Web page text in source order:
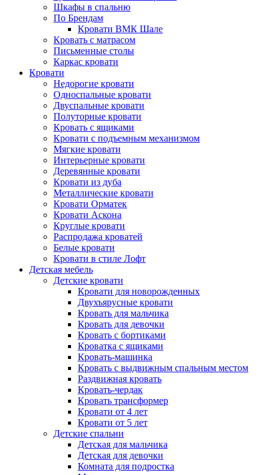
Шкафы в спальню
По Брендам
Кровати ВМК Шале
Кровать с матрасом
Письменные столы
Каркас кровати
Кровати
Недорогие кровати
Односпальные кровати
Двуспальные кровати
Полуторные кровати
Кровать с ящиками
Кровати с подъемным механизмом
Мягкие кровати
Интерьерные кровати
Деревянные кровати
Кровати из дуба
Металлические кровати
Кровати Орматек
Кровати Аскона
Круглые кровати
Распродажа кроватей
Белые кровати
Кровати в стиле Лофт
Детская мебель
Детские кровати
Кровати для новорожденных
Двухъярусные кровати
Кровать для мальчика
Кровать для девочки
Кровать с бортиками
Кроватка с ящиками
Кровать-машинка
Кровать с выдвижным спальным местом
Раздвижная кровать
Кровать-чердак
Кровать трансформер
Кровати от 4 лет
Кровати от 5 лет
Детские спальни
Детская для мальчика
Детская для девочки
Комната для подростка